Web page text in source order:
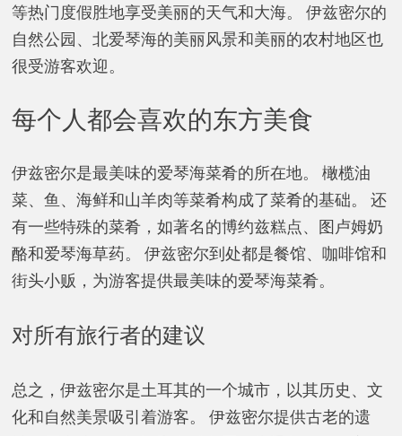
等热门度假胜地享受美丽的天气和大海。 伊兹密尔的
自然公园、北爱琴海的美丽风景和美丽的农村地区也
很受游客欢迎。
每个人都会喜欢的东方美食
伊兹密尔是最美味的爱琴海菜肴的所在地。 橄榄油
菜、鱼、海鲜和山羊肉等菜肴构成了菜肴的基础。 还
有一些特殊的菜肴，如著名的博约兹糕点、图卢姆奶
酪和爱琴海草药。 伊兹密尔到处都是餐馆、咖啡馆和
街头小贩，为游客提供最美味的爱琴海菜肴。
对所有旅行者的建议
总之，伊兹密尔是土耳其的一个城市，以其历史、文
化和自然美景吸引着游客。 伊兹密尔提供古老的遗